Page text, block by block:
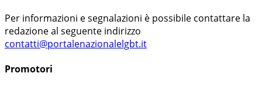
Per informazioni e segnalazioni è possibile contattare la
redazione al seguente indirizzo
contatti@portalenazionalelgbt.it
Promotori